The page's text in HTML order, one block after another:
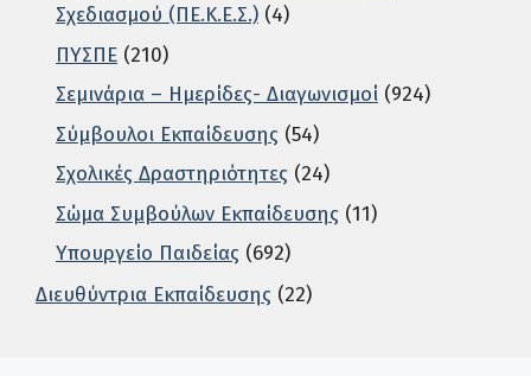
Σχεδιασμού (ΠΕ.Κ.Ε.Σ.) (4)
ΠΥΣΠΕ (210)
Σεμινάρια – Ημερίδες- Διαγωνισμοί (924)
Σύμβουλοι Εκπαίδευσης (54)
Σχολικές Δραστηριότητες (24)
Σώμα Συμβούλων Εκπαίδευσης (11)
Υπουργείο Παιδείας (692)
Διευθύντρια Εκπαίδευσης (22)